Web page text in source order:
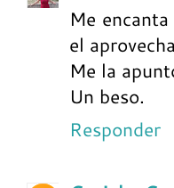
Me
el
Me la
Un beso.
Responder